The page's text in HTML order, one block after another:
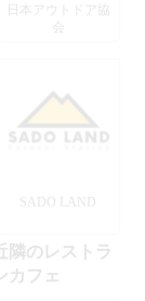
日本アウトドア協
会
SADO LAND
隣のレストラ
カフェ